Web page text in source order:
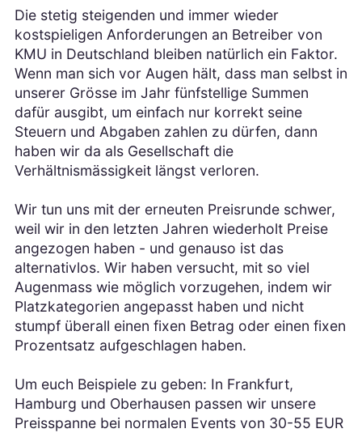
Die stetig steigenden und immer wieder
kostspieligen Anforderungen an Betreiber von
KMU in Deutschland bleiben natürlich ein Faktor.
Wenn man sich vor Augen hält, dass man selbst in
unserer Grösse im Jahr fünfstellige Summen
dafür ausgibt, um einfach nur korrekt seine
Steuern und Abgaben zahlen zu dürfen, dann
haben wir da als Gesellschaft die
Verhältnismässigkeit längst verloren.
Wir tun uns mit der erneuten Preisrunde schwer,
weil wir in den letzten Jahren wiederholt Preise
angezogen haben - und genauso ist das
alternativlos. Wir haben versucht, mit so viel
Augenmass wie möglich vorzugehen, indem wir
Platzkategorien angepasst haben und nicht
stumpf überall einen fixen Betrag oder einen fixen
Prozentsatz aufgeschlagen haben.
Um euch Beispiele zu geben: In Frankfurt,
Hamburg und Oberhausen passen wir unsere
Preisspanne bei normalen Events von 30-55 EUR